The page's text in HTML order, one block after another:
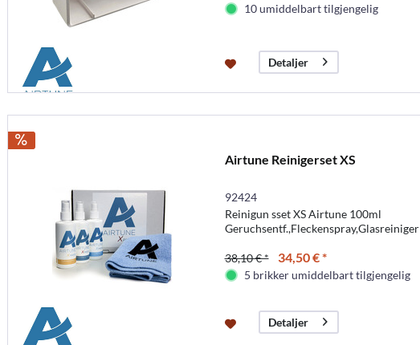
10 umiddelbart tilgjengelig
Detaljer
Airtune Reinigerset XS
92424
Reinigun sset XS Airtune 100ml
Geruchsentf.,Fleckenspray,Glasreiniger
38,10 € * 34,50 € *
5 brikker umiddelbart tilgjengelig
Detaljer